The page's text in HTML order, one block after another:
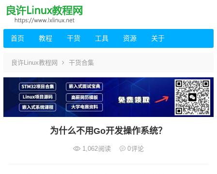
首页 教程 干货 工具 资源 关于
良许Linux教程网 干货合集
为什么不用Go开发操作系统？
1,062阅读 0评论